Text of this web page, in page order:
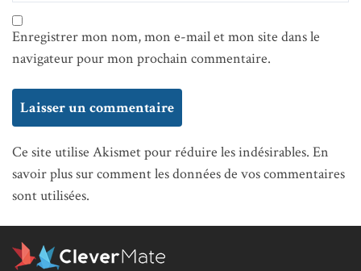
Enregistrer mon nom, mon e-mail et mon site dans le
navigateur pour mon prochain commentaire.
Ce site utilise Akismet pour réduire les indésirables. En
savoir plus sur comment les données de vos commentaires
sont utilisées.